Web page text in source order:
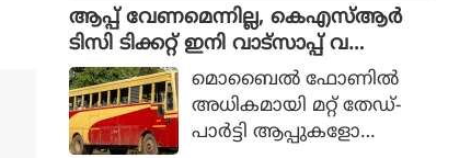
ലൗഡ്സ്പീക്കറുകള്‍
നീക്കം ചെയ്‌തെന്ന പ
രാതിയും ഉള്‍പ്പെടെയുള്ള
വിഷയങ്ങളാണ് എംപിമാര്‍
കേന്ദ്രമന്ത്രിയുടെ ശ്രദ്ധ
യില്‍പ്പെടുത്തിയത്.
ആപ്പ് വേണമെന്നില്ല, കെഎസ്ആർ
ടിസി ടിക്കറ്റ് ഇനി വാട്സാപ്പ് വ
ഴിയെടുക്കാം, എ ഐ ടിക്കറ്റിംഗ്
സംവിധാനം റെഡി
മൊബൈല്‍ ഫോണില്‍
അധികമായി മറ്റ് തേഡ്-
പാര്‍ട്ടി ആപ്പുകളോ